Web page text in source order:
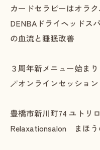
カードセラピーはオラ
DENBAドライヘッドス
の血流と睡眠改善
３周年新メニュー始ま
🪄オンラインセッショ
豊橋市新川町74 ユトリ
Relaxationsalon まほう